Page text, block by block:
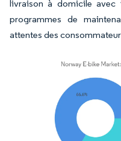
livraison à domicile avec
programmes de
attentes des